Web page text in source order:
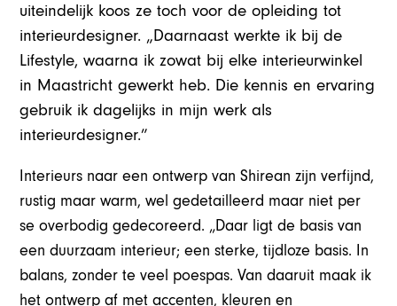
uiteindelijk koos ze toch voor de opleiding tot
interieurdesigner. „Daarnaast werkte ik bij de
Lifestyle, waarna ik zowat bij elke interieurwinkel
in Maastricht gewerkt heb. Die kennis en ervaring
gebruik ik dagelijks in mijn werk als
interieurdesigner.”
Interieurs naar een ontwerp van Shirean zijn verfijnd,
rustig maar warm, wel gedetailleerd maar niet per
se overbodig gedecoreerd. „Daar ligt de basis van
een duurzaam interieur; een sterke, tijdloze basis. In
balans, zonder te veel poespas. Van daaruit maak ik
het ontwerp af met accenten, kleuren en